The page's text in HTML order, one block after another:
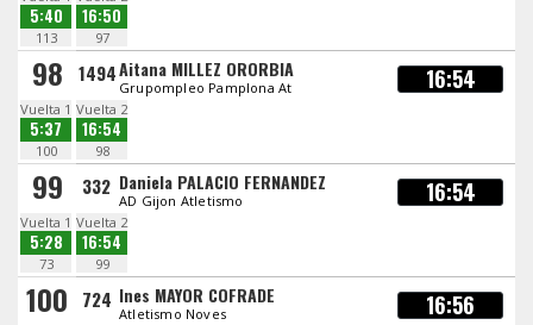
5:40
113
16:50
97
98 1494Aitana MILLEZ ORORBIA
Grupompleo Pamplona At 16:54
Vuelta 1
5:37
100
Vuelta 2
16:54
98
99 332 Daniela PALACIO FERNANDEZ
AD Gijon Atletismo 16:54
Vuelta 1
5:28
73
Vuelta 2
16:54
99
100 724 Ines MAYOR COFRADE
Atletismo Noves 16:56